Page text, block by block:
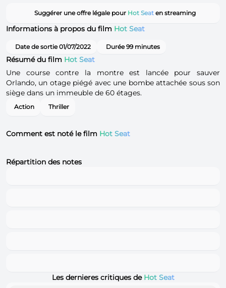
Suggérer une offre légale pour Hot Seat en streaming
Informations à propos du film Hot Seat
Date de sortie 01/07/2022 Durée 99 minutes
Résumé du film Hot Seat
Une course contre la montre est lancée pour sauver
Orlando, un otage piégé avec une bombe attachée sous son
siège dans un immeuble de 60 étages.
Action Thriller
Comment est noté le film Hot Seat
Répartition des notes
Les dernieres critiques de Hot Seat